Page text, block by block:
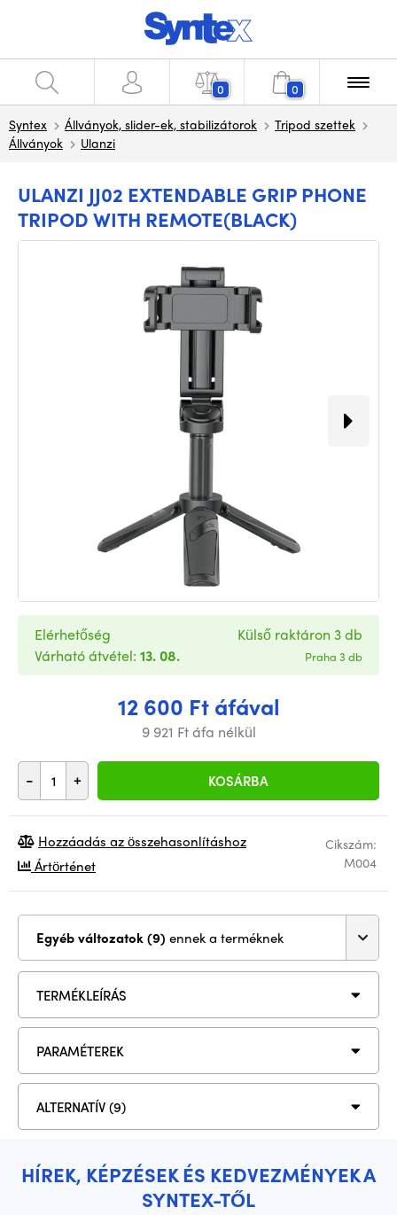
0 0
Syntex Állványok, slider-ek, stabilizátorok
Tripod szettek
Állványok
Ulanzi
ULANZI JJ02 EXTENDABLE GRIP PHONE
TRIPOD WITH REMOTE(BLACK)
12 600 Ft áfával
9 921 Ft áfa nélkül
- + KOSÁRBA
Elérhetőség
Várható átvétel: 13. 08.
Külső raktáron 3 db
Praha 3 db
Cikszám:
M004
Hozzáadás az összehasonlításhoz
Ártörténet
Egyéb változatok (9) ennek a terméknek
TERMÉKLEÍRÁS
PARAMÉTEREK
ALTERNATÍV (9)
HÍREK, KÉPZÉSEK ÉS KEDVEZMÉNYEK A
SYNTEX-TŐL